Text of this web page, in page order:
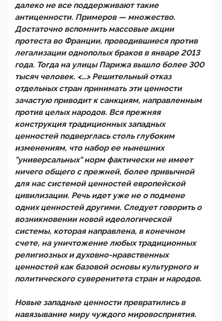
далеко не все поддерживают такие
антиценности. Примеров — множество.
Достаточно вспомнить массовые акции
протеста во Франции, проводившиеся против
легализации однополых браков в январе 2013
года. Тогда на улицы Парижа вышло более 300
тысяч человек. <…> Решительный отказ
отдельных стран принимать эти ценности
зачастую приводит к санкциям, направленным
против целых народов. Вся прежняя
конструкция традиционных западных
ценностей подверглась столь глубоким
изменениям, что набор ее нынешних
"универсальных" норм фактически не имеет
ничего общего с прежней, более привычной
для нас системой ценностей европейской
цивилизации. Речь идет уже не о подмене
одних ценностей другими. Следует говорить о
возникновении новой идеологической
системы, которая направлена, в конечном
счете, на уничтожение любых традиционных
религиозных и духовно-нравственных
ценностей как базовой основы культурного и
политического суверенитета стран и народов.
Новые западные ценности превратились в
навязывание миру чуждого мировосприятия.